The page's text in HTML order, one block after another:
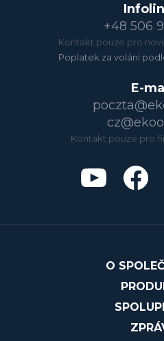
+48 506
Kontakt pouze pro
Poplatek za volání
E-
Kontakt pouze pro
O